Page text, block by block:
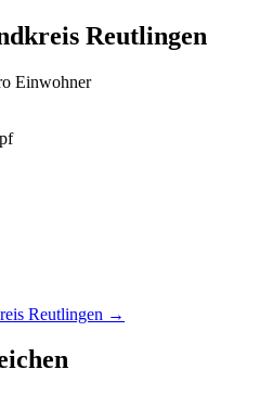
Reutlingen
Einwohner
Reutlingen →